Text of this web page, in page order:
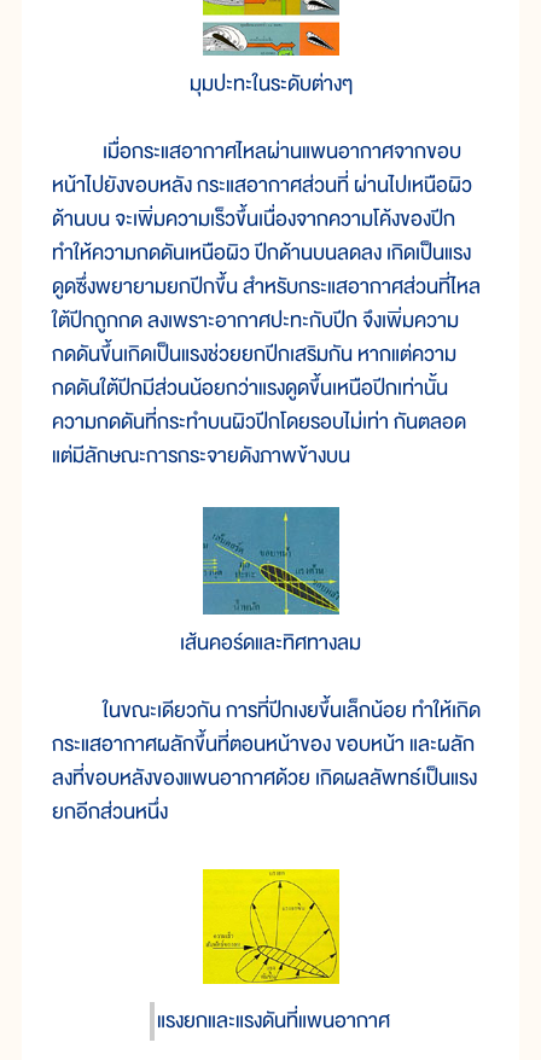
มุมปะทะในระดับต่างๆ
เมื่อกระแสอากาศไหลผ่านแพนอากาศจากขอบ
หน้าไปยังขอบหลัง กระแสอากาศส่วนที่ ผ่านไปเหนือผิว
ด้านบน จะเพิ่มความเร็วขึ้นเนื่องจากความโค้งของปีก
ทำให้ความกดดันเหนือผิว ปีกด้านบนลดลง เกิดเป็นแรง
ดูดซึ่งพยายามยกปีกขึ้น สำหรับกระแสอากาศส่วนที่ไหล
ใต้ปีกถูกกด ลงเพราะอากาศปะทะกับปีก จึงเพิ่มความ
กดดันขึ้นเกิดเป็นแรงช่วยยกปีกเสริมกัน หากแต่ความ
กดดันใต้ปีกมีส่วนน้อยกว่าแรงดูดขึ้นเหนือปีกเท่านั้น
ความกดดันที่กระทำบนผิวปีกโดยรอบไม่เท่า กันตลอด
แต่มีลักษณะการกระจายดังภาพข้างบน
เส้นคอร์ดและทิศทางลม
ในขณะเดียวกัน การที่ปีกเงยขึ้นเล็กน้อย ทำให้เกิด
กระแสอากาศผลักขึ้นที่ตอนหน้าของ ขอบหน้า และผลัก
ลงที่ขอบหลังของแพนอากาศด้วย เกิดผลลัพทธ์เป็นแรง
ยกอีกส่วนหนึ่ง
แรงยกและแรงดันที่แพนอากาศ